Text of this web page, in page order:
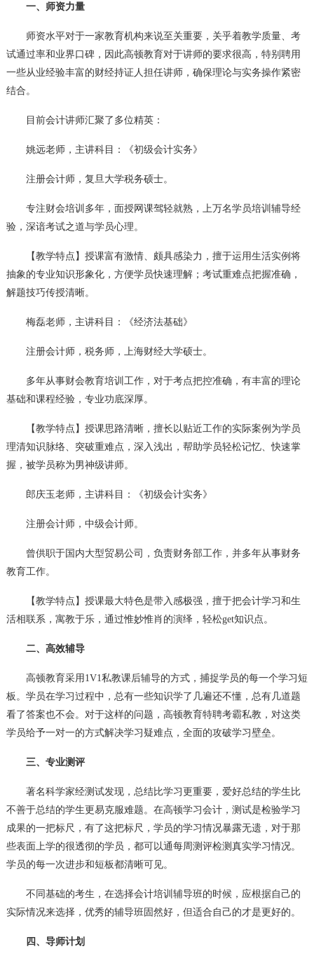
一、师资力量
师资水平对于一家教育机构来说至关重要，关乎着教学质量、考
试通过率和业界口碑，因此高顿教育对于讲师的要求很高，特别聘用
一些从业经验丰富的财经持证人担任讲师，确保理论与实务操作紧密
结合。
目前会计讲师汇聚了多位精英：
姚远老师，主讲科目：《初级会计实务》
注册会计师，复旦大学税务硕士。
专注财会培训多年，面授网课驾轻就熟，上万名学员培训辅导经
验，深谙考试之道与学员心理。
【教学特点】授课富有激情、颇具感染力，擅于运用生活实例将
抽象的专业知识形象化，方便学员快速理解；考试重难点把握准确，
解题技巧传授清晰。
梅磊老师，主讲科目：《经济法基础》
注册会计师，税务师，上海财经大学硕士。
多年从事财会教育培训工作，对于考点把控准确，有丰富的理论
基础和课程经验，专业功底深厚。
【教学特点】授课思路清晰，擅长以贴近工作的实际案例为学员
理清知识脉络、突破重难点，深入浅出，帮助学员轻松记忆、快速掌
握，被学员称为男神级讲师。
郎庆玉老师，主讲科目：《初级会计实务》
注册会计师，中级会计师。
曾供职于国内大型贸易公司，负责财务部工作，并多年从事财务
教育工作。
【教学特点】授课最大特色是带入感极强，擅于把会计学习和生
活相联系，寓教于乐，通过惟妙惟肖的演绎，轻松get知识点。
二、高效辅导
高顿教育采用1V1私教课后辅导的方式，捕捉学员的每一个学习短
板。学员在学习过程中，总有一些知识学了几遍还不懂，总有几道题
看了答案也不会。对于这样的问题，高顿教育特聘考霸私教，对这类
学员给予一对一的方式解决学习疑难点，全面的攻破学习壁垒。
三、专业测评
著名科学家经测试发现，总结比学习更重要，爱好总结的学生比
不善于总结的学生更易克服难题。在高顿学习会计，测试是检验学习
成果的一把标尺，有了这把标尺，学员的学习情况暴露无遗，对于那
些表面上学的很透彻的学员，都可以通每周测评检测真实学习情况。
学员的每一次进步和短板都清晰可见。
不同基础的考生，在选择会计培训辅导班的时候，应根据自己的
实际情况来选择，优秀的辅导班固然好，但适合自己的才是更好的。
四、导师计划